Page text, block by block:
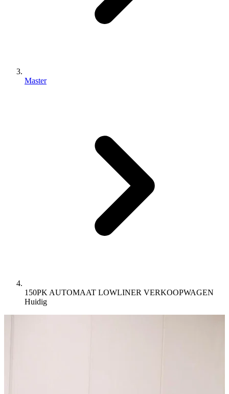
Master
150PK AUTOMAAT LOWLINER VERKOOPWAGEN
Huidig